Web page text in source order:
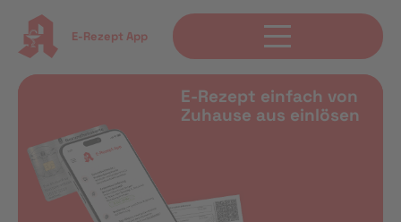
E-Rezept App
E-Rezept einfach von
Zuhause aus einlösen